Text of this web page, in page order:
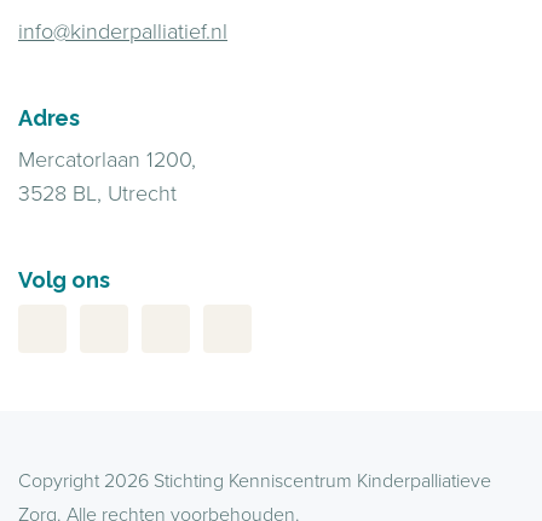
info@kinderpalliatief.nl
Adres
Mercatorlaan 1200,
3528 BL, Utrecht
Volg ons
Copyright 2026 Stichting Kenniscentrum Kinderpalliatieve
Zorg. Alle rechten voorbehouden.